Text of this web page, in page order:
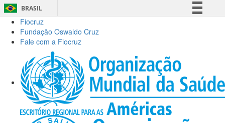
BRASIL
Acesso à informação
Legislação
Canais
Fiocruz
Fundação Oswaldo Cruz
Fale com a Fiocruz